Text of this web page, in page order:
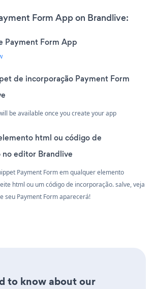
Form App on Brandlive:
Payment Form App
de incorporação Payment Form
be available once you create your app
html ou código de
no editor Brandlive
Payment Form em qualquer elemento
html ou um código de incorporação. salve, veja
seu Payment Form aparecerá!
to know about our